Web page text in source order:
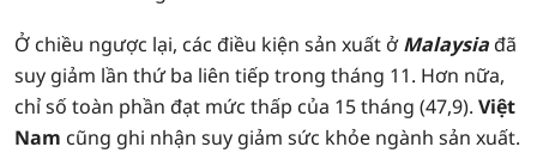
Ở chiều ngược lại, các điều kiện sản xuất ởMalaysiađã
suy giảm lần thứ ba liên tiếp trong tháng 11. Hơn nữa,
chỉ số toàn phần đạt mức thấp của 15 tháng (47,9). Việt
Nam cũng ghi nhận suy giảm sức khỏe ngành sản xuất.